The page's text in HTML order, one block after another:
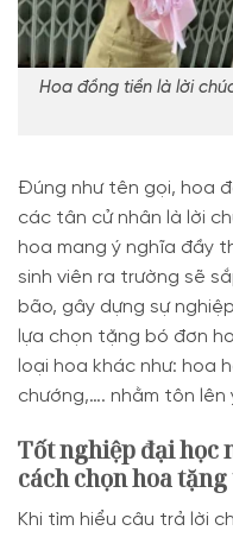
Hoa đồng tiền là lời
Đúng như tên gọi, hoa
các tân cử nhân là lời
hoa mang ý nghĩa đầy
sinh viên ra trường sẽ
bão, gây dựng sự
lựa chọn tặng bó đơn
loại hoa khác như: hoa
chướng,…. nhằm tôn
Tốt nghiệp đại học
cách chọn hoa
Khi tìm hiểu câu trả lời